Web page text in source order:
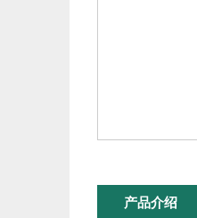
产品介绍